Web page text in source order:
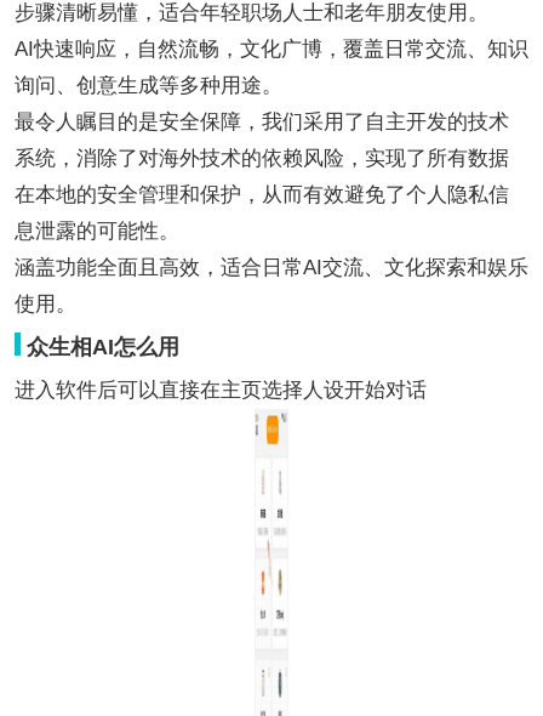
步骤清晰易懂，适合年轻职场人士和老年朋友使用。
AI快速响应，自然流畅，文化广博，覆盖日常交流、知识
询问、创意生成等多种用途。
最令人瞩目的是安全保障，我们采用了自主开发的技术
系统，消除了对海外技术的依赖风险，实现了所有数据
在本地的安全管理和保护，从而有效避免了个人隐私信
息泄露的可能性。
涵盖功能全面且高效，适合日常AI交流、文化探索和娱乐
使用。
众生相AI怎么用
进入软件后可以直接在主页选择人设开始对话